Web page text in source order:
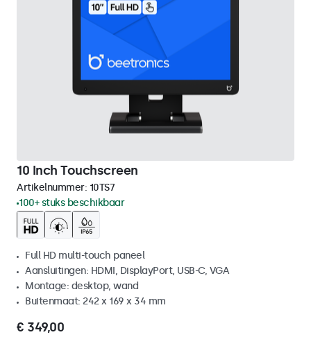
10 Inch Touchscreen
Artikelnummer: 10TS7
100+ stuks beschikbaar
Full HD multi-touch paneel
Aansluitingen: HDMI, DisplayPort, USB-C, VGA
Montage: desktop, wand
Buitenmaat: 242 x 169 x 34 mm
€ 349,00